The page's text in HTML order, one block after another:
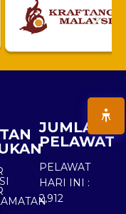
JUMLAH
PELAWAT
PELAWAT
HARI INI :
2,912